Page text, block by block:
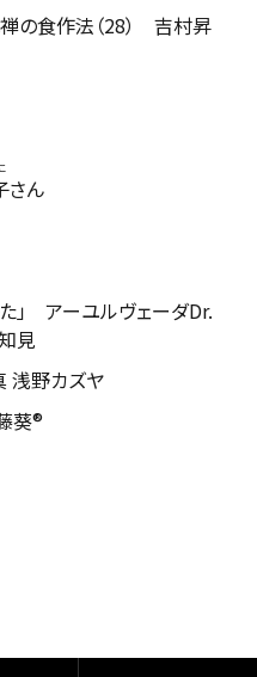
の食作法（28） 吉村昇
さん
」 アーユルヴェーダDr.
見
野カズヤ
葵®